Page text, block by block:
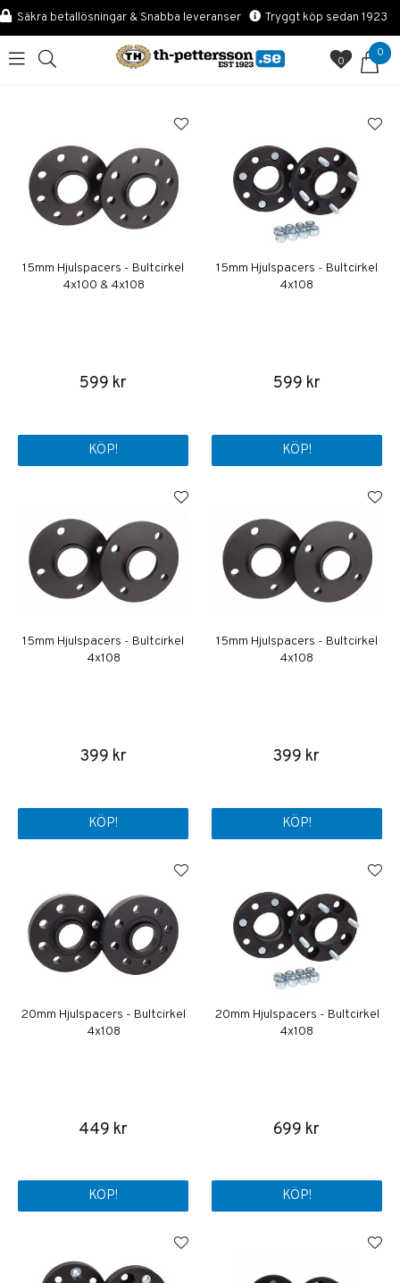
Säkra betallösningar & Snabba leveranser Tryggt köp sedan 1923
0
0
15mm Hjulspacers - Bultcirkel
4x100 & 4x108
599 kr
KÖP!
15mm Hjulspacers - Bultcirkel
4x108
599 kr
KÖP!
15mm Hjulspacers - Bultcirkel
4x108
399 kr
KÖP!
15mm Hjulspacers - Bultcirkel
4x108
399 kr
KÖP!
20mm Hjulspacers - Bultcirkel
4x108
449 kr
KÖP!
20mm Hjulspacers - Bultcirkel
4x108
699 kr
KÖP!